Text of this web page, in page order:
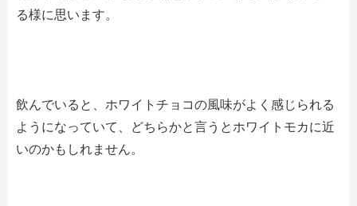
る様に思います。
飲んでいると、ホワイトチョコの風味がよく感じられる
ようになっていて、どちらかと言うとホワイトモカに近
いのかもしれません。